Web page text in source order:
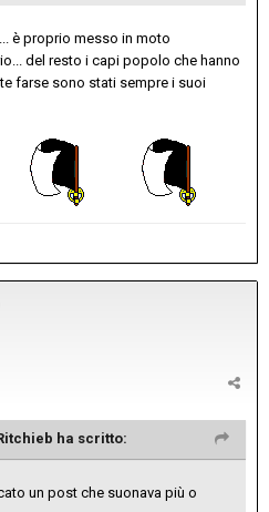
è proprio messo in moto
del resto i capi popolo che hanno
farse sono stati sempre i suoi
ha scritto:
un post che suonava più o